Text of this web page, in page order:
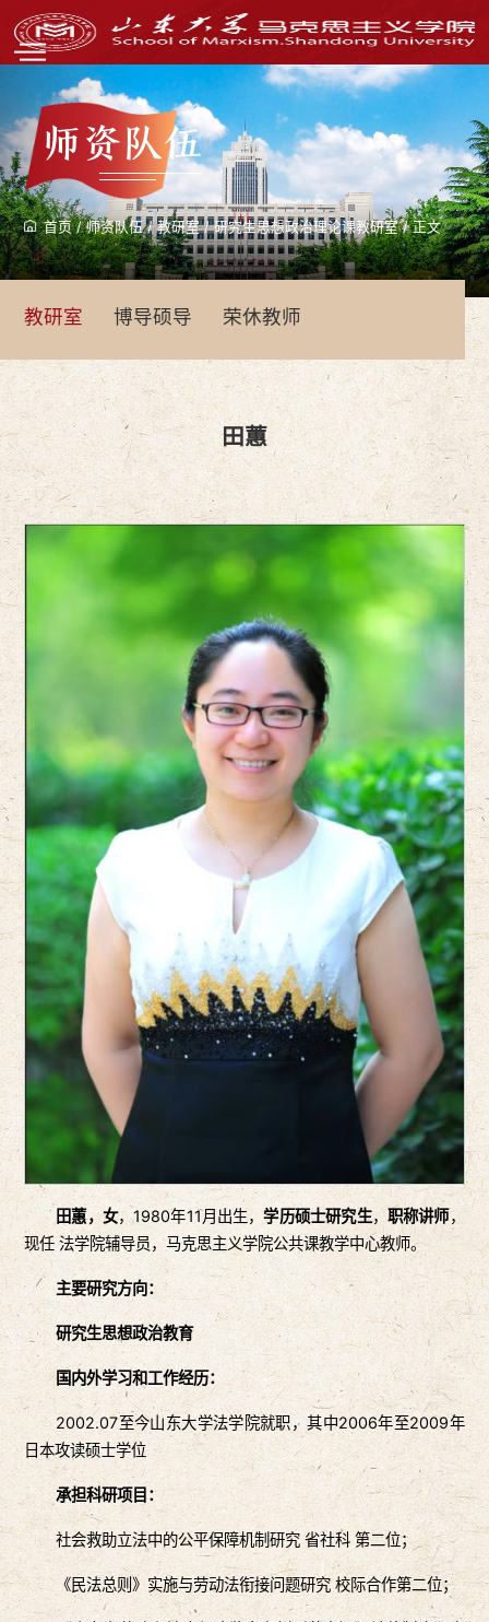
师资队伍
首页/师资队伍/教研室/研究生思想政治理论课教研室/正文
教研室 博导硕导 荣休教师
田蕙
田蕙， 女，1980年11月出生，学历硕士研究生， 职称讲师，
现任 法学院辅导员，马克思主义学院公共课教学中心教师。
主要研究方向：
研究生思想政治教育
国内外学习和工作经历：
2002.07至今山东大学法学院就职，其中2006年至2009年
日本攻读硕士学位
承担科研项目：
社会救助立法中的公平保障机制研究 省社科 第二位；
《民法总则》实施与劳动法衔接问题研究 校际合作第二位；